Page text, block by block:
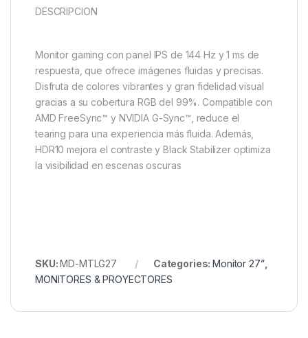
DESCRIPCION
Monitor gaming con panel IPS de 144 Hz y 1 ms de
respuesta, que ofrece imágenes fluidas y precisas.
Disfruta de colores vibrantes y gran fidelidad visual
gracias a su cobertura RGB del 99%. Compatible con
AMD FreeSync™ y NVIDIA G-Sync™, reduce el
tearing para una experiencia más fluida. Además,
HDR10 mejora el contraste y Black Stabilizer optimiza
la visibilidad en escenas oscuras
SKU:MD-MTLG27 Categories:Monitor 27”,
MONITORES & PROYECTORES